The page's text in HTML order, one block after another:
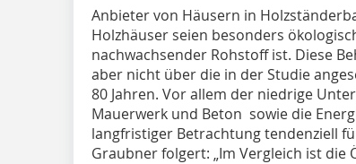
Anbieter von Häusern in
Holzhäuser seien besonders
nachwachsender Rohstoff ist. Diese
aber nicht über die in der Studie
80 Jahren. Vor allem der niedrige
Mauerwerk und Beton sowie die
langfristiger Betrachtung tendenziell
Graubner folgert: „Im Vergleich ist die